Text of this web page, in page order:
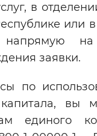
в
или
напрямую
заявки.
по
вы
единого